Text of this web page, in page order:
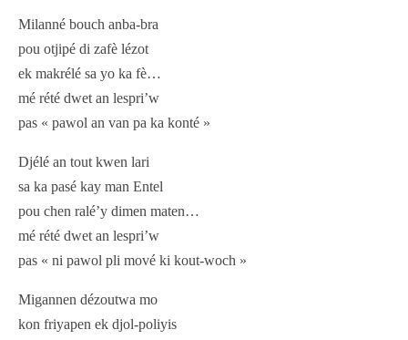
Milanné bouch anba-bra
pou otjipé di zafè lézot
ek makrélé sa yo ka fè…
mé rété dwet an lespri’w
pas « pawol an van pa ka konté »
Djélé an tout kwen lari
sa ka pasé kay man Entel
pou chen ralé’y dimen maten…
mé rété dwet an lespri’w
pas « ni pawol pli mové ki kout-woch »
Migannen dézoutwa mo
kon friyapen ek djol-poliyis